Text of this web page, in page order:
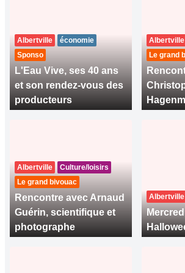
Albertville
économie
Sponso
L'Eau Vive, ses 40 ans
et son rendez-vous des
producteurs
Albertville
Le grand
Albertville
Culture/loisirs
Le grand bivouac
Rencontre avec Arnaud
Guérin, scientifique et
photographe
Albertville